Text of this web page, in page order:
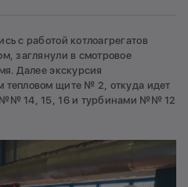
с работой котлоагрегатов
заглянули в смотровое
Далее экскурсия
тепловом щите № 2, откуда идет
№№ 14, 15, 16 и турбинами №№ 12